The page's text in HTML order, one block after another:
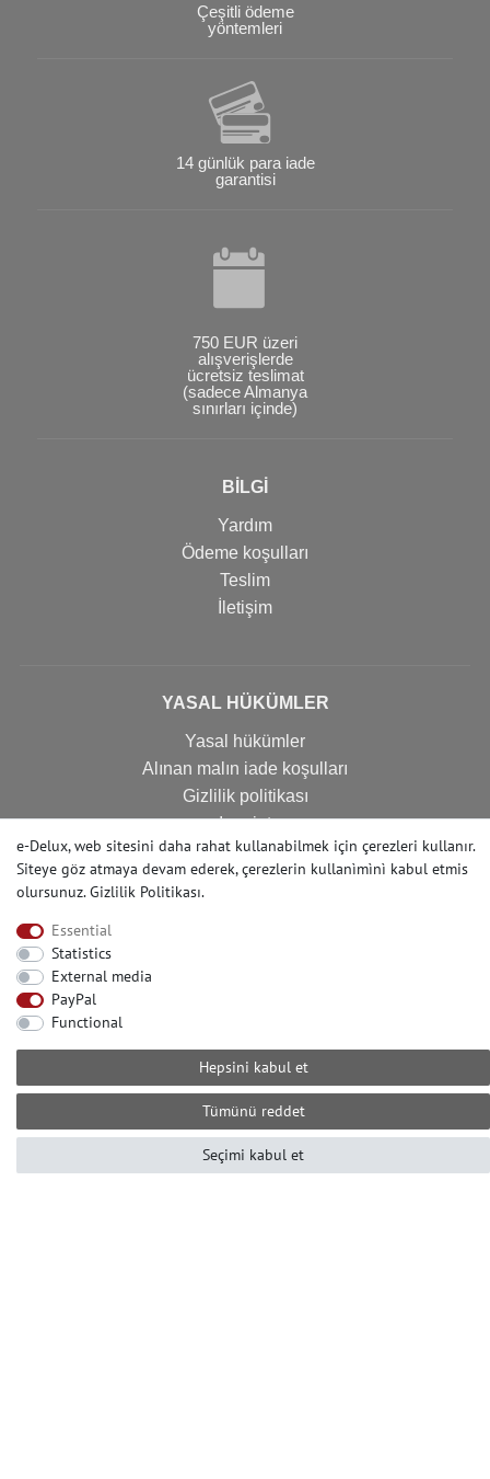
Çeşitli ödeme
yöntemleri
14 günlük para iade
garantisi
750 EUR üzeri
alışverişlerde
ücretsiz teslimat
(sadece Almanya
sınırları içinde)
BİLGİ
Yardım
Ödeme koşulları
Teslim
İletişim
YASAL HÜKÜMLER
Yasal hükümler
Alınan malın iade koşulları
Gizlilik politikası
Imprint
İptal formu
Yardıma mı ihtiyacınız var? Bizi arayın:
Pzt-Cum 10 ile 16 arası (GMT +1)
Е-posta: info@profhome-shop.com
ÖDEME KOŞULLARI
e-Delux, web sitesini daha rahat kullanabilmek için çerezleri kullanır.
Siteye göz atmaya devam ederek, çerezlerin kullanìmìnì kabul etmis
olursunuz.Gizlilik Politikası.
Essential
Statistics
External media
PayPal
Functional
Hepsini kabul et
Tümünü reddet
Seçimi kabul et